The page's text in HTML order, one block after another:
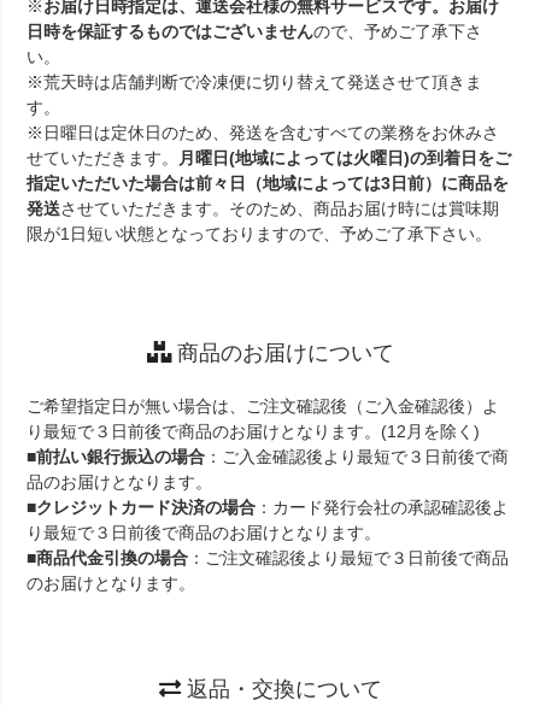
※お届け日時指定は、運送会社様の無料サービスです。お届け
日時を保証するものではございませんので、予めご了承下さ
い。
※荒天時は店舗判断で冷凍便に切り替えて発送させて頂きま
す。
※日曜日は定休日のため、発送を含むすべての業務をお休みさ
せていただきます。
月曜日(地域によっては火曜日)の到着日をご
指定いただいた場合は前々日（地域によっては3日前）に商品を
発送させていただきます。そのため、商品お届け時には賞味期
限が1日短い状態となっておりますので、予めご了承下さい。
商品のお届けについて
ご希望指定日が無い場合は、ご注文確認後（ご入金確認後）よ
り最短で３日前後で商品のお届けとなります。(12月を除く)
■前払い銀行振込の場合 ：ご入金確認後より最短で３日前後で商
品のお届けとなります。
■クレジットカード決済の場合 ：カード発行会社の承認確認後よ
り最短で３日前後で商品のお届けとなります。
■商品代金引換の場合 ：ご注文確認後より最短で３日前後で商品
のお届けとなります。
返品・交換について